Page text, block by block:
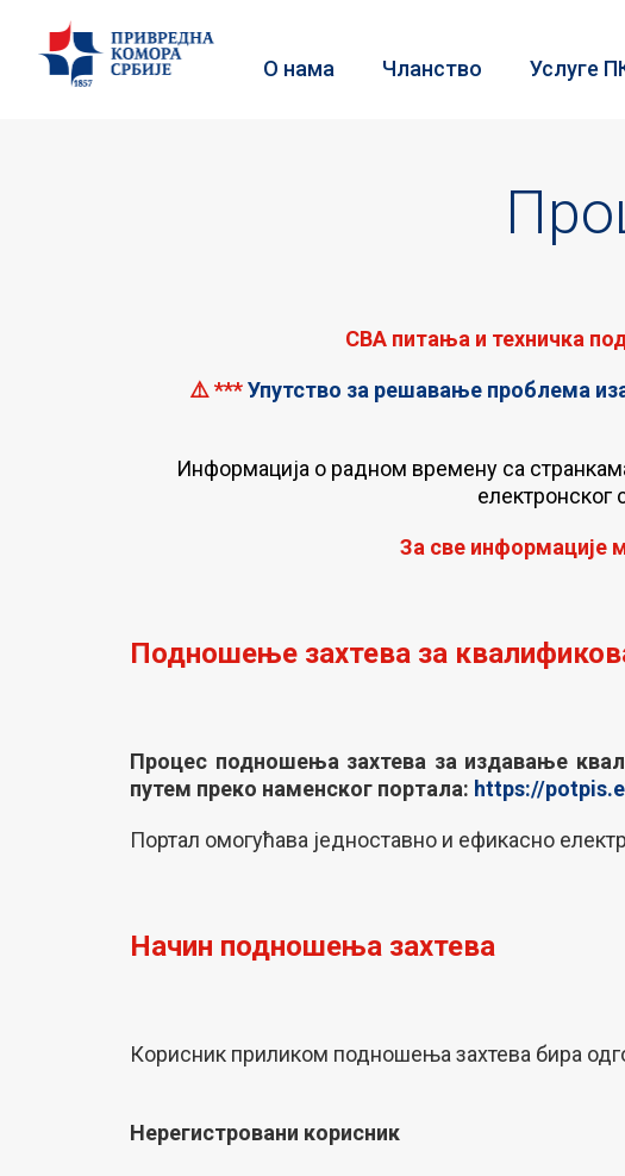
О нама Чланство Услуге
СВА питања и техничка
⚠️ ***Упутство за решавање проблема
Информација о радном времену са
електронског
За све информације
Подношење захтева за
Процес подношења захтева за издавање
путем преко наменског портала: https://
Портал омогућава једноставно и ефикасно
Начин подношења захтева
Корисник приликом подношења захтева бира
Нерегистровани корисник